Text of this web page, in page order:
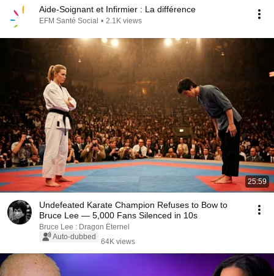
Aide-Soignant et Infirmier : La différence
EFM Santé Social • 2.1K views
25:59
Undefeated Karate Champion Refuses to Bow to
Bruce Lee — 5,000 Fans Silenced in 10s
Bruce Lee : Dragon Éternel
Auto-dubbed
64K views